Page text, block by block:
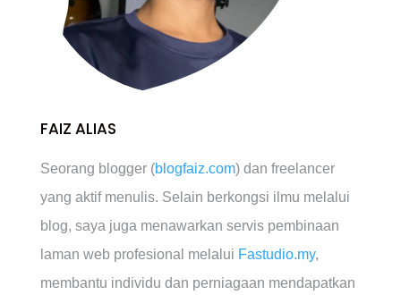
FAIZ ALIAS
Seorang blogger (blogfaiz.com) dan freelancer
yang aktif menulis. Selain berkongsi ilmu melalui
blog, saya juga menawarkan servis pembinaan
laman web profesional melalui Fastudio.my,
membantu individu dan perniagaan mendapatkan